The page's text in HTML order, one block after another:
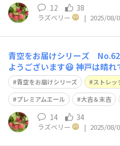
12 38
ラズベリー | 2025/08/
青空をお届けシリーズ No.621
ようございます😃 神戸は晴
想最高気温は35度です🥵 今日のストレッチは、難易度⭐️⭐️
立ってでも、座ってでも大丈
腹を引き上げて背筋を伸ばし
腹筋を
青空をお届けシリーズ ストレッ
プレミアムエール
大吉＆末吉
14 34
ラズベリー | 2025/08/